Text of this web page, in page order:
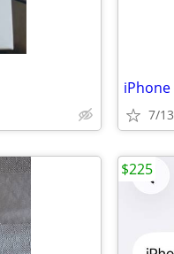
7/13
$225